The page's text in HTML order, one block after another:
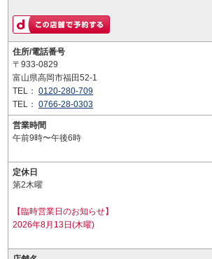
住所/電話番号
〒933-0829
富山県高岡市福田52-1
TEL： 0120-280-709
TEL： 0766-28-0303
営業時間
午前9時〜午後6時
定休日
第2木曜
【臨時営業日のお知らせ】
2026年8月13日(木曜)